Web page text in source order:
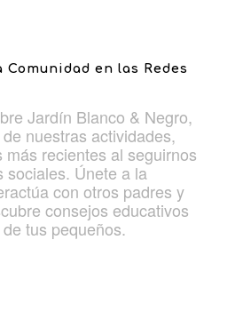
Comunidad en las Redes
Jardín Blanco & Negro,
nuestras actividades,
más recientes al seguirnos
sociales. Únete a la
con otros padres y
consejos educativos
tus pequeños.